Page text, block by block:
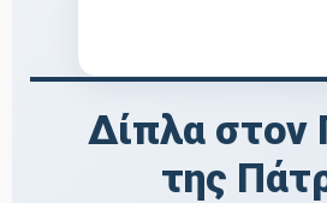
Δίπλα στον
της